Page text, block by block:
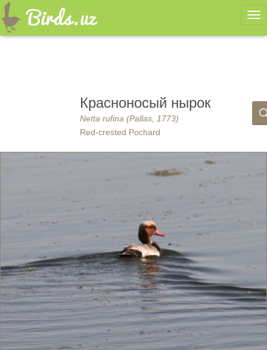
Красноносый нырок
Netta rufina (Pallas, 1773)
Red-crested Pochard